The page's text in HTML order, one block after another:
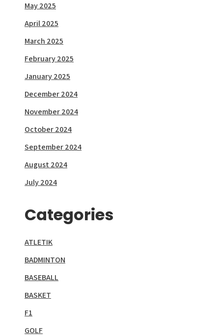
May 2025
April 2025
March 2025
February 2025
January 2025
December 2024
November 2024
October 2024
September 2024
August 2024
July 2024
Categories
ATLETIK
BADMINTON
BASEBALL
BASKET
F1
GOLF